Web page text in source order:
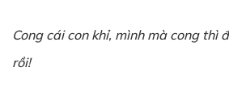
Cong cái con khỉ, mình mà cong thì
rồi!